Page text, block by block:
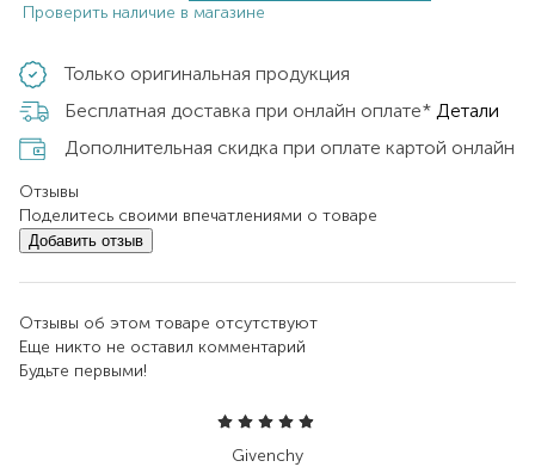
Проверить наличие в магазине
Только оригинальная продукция
Бесплатная доставка при онлайн оплате* Детали
Дополнительная скидка при оплате картой онлайн
Отзывы
Поделитесь своими впечатлениями о товаре
Добавить отзыв
Отзывы об этом товаре отсутствуют
Еще никто не оставил комментарий
Будьте первыми!
Givenchy